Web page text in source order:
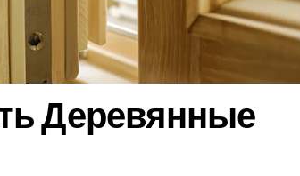
Деревянные